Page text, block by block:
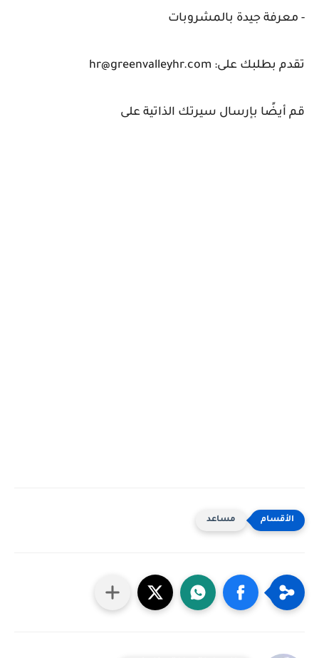
- معرفة جيدة بالمشروبات
تقدم بطلبك على: hr@greenvalleyhr.com
قم أيضًا بإرسال سيرتك الذاتية على
مساعد